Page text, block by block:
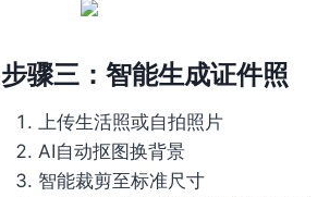
步骤三：智能生成证件照
上传生活照或自拍照片
AI自动抠图换背景
智能裁剪至标准尺寸